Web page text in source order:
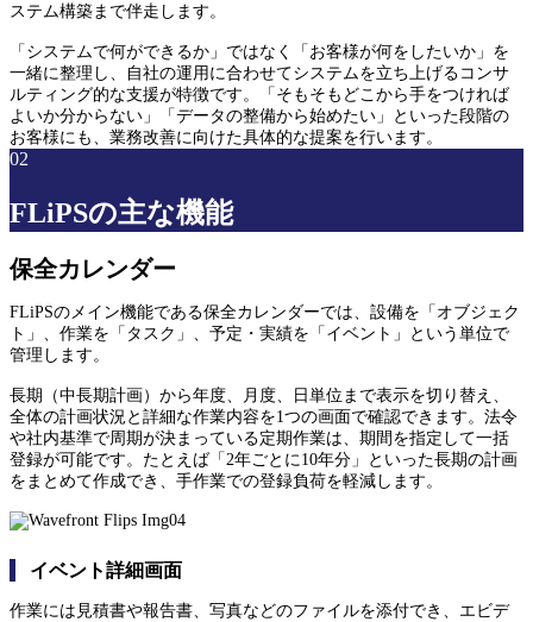
ステム構築まで伴走します。
「システムで何ができるか」ではなく「お客様が何をしたいか」を
一緒に整理し、自社の運用に合わせてシステムを立ち上げるコンサ
ルティング的な支援が特徴です。「そもそもどこから手をつければ
よいか分からない」「データの整備から始めたい」といった段階の
お客様にも、業務改善に向けた具体的な提案を行います。
02
FLiPSの主な機能
保全カレンダー
FLiPSのメイン機能である保全カレンダーでは、設備を「オブジェク
ト」、作業を「タスク」、予定・実績を「イベント」という単位で
管理します。
長期（中長期計画）から年度、月度、日単位まで表示を切り替え、
全体の計画状況と詳細な作業内容を1つの画面で確認できます。法令
や社内基準で周期が決まっている定期作業は、期間を指定して一括
登録が可能です。たとえば「2年ごとに10年分」といった長期の計画
をまとめて作成でき、手作業での登録負荷を軽減します。
イベント詳細画面
作業には見積書や報告書、写真などのファイルを添付でき、エビデ